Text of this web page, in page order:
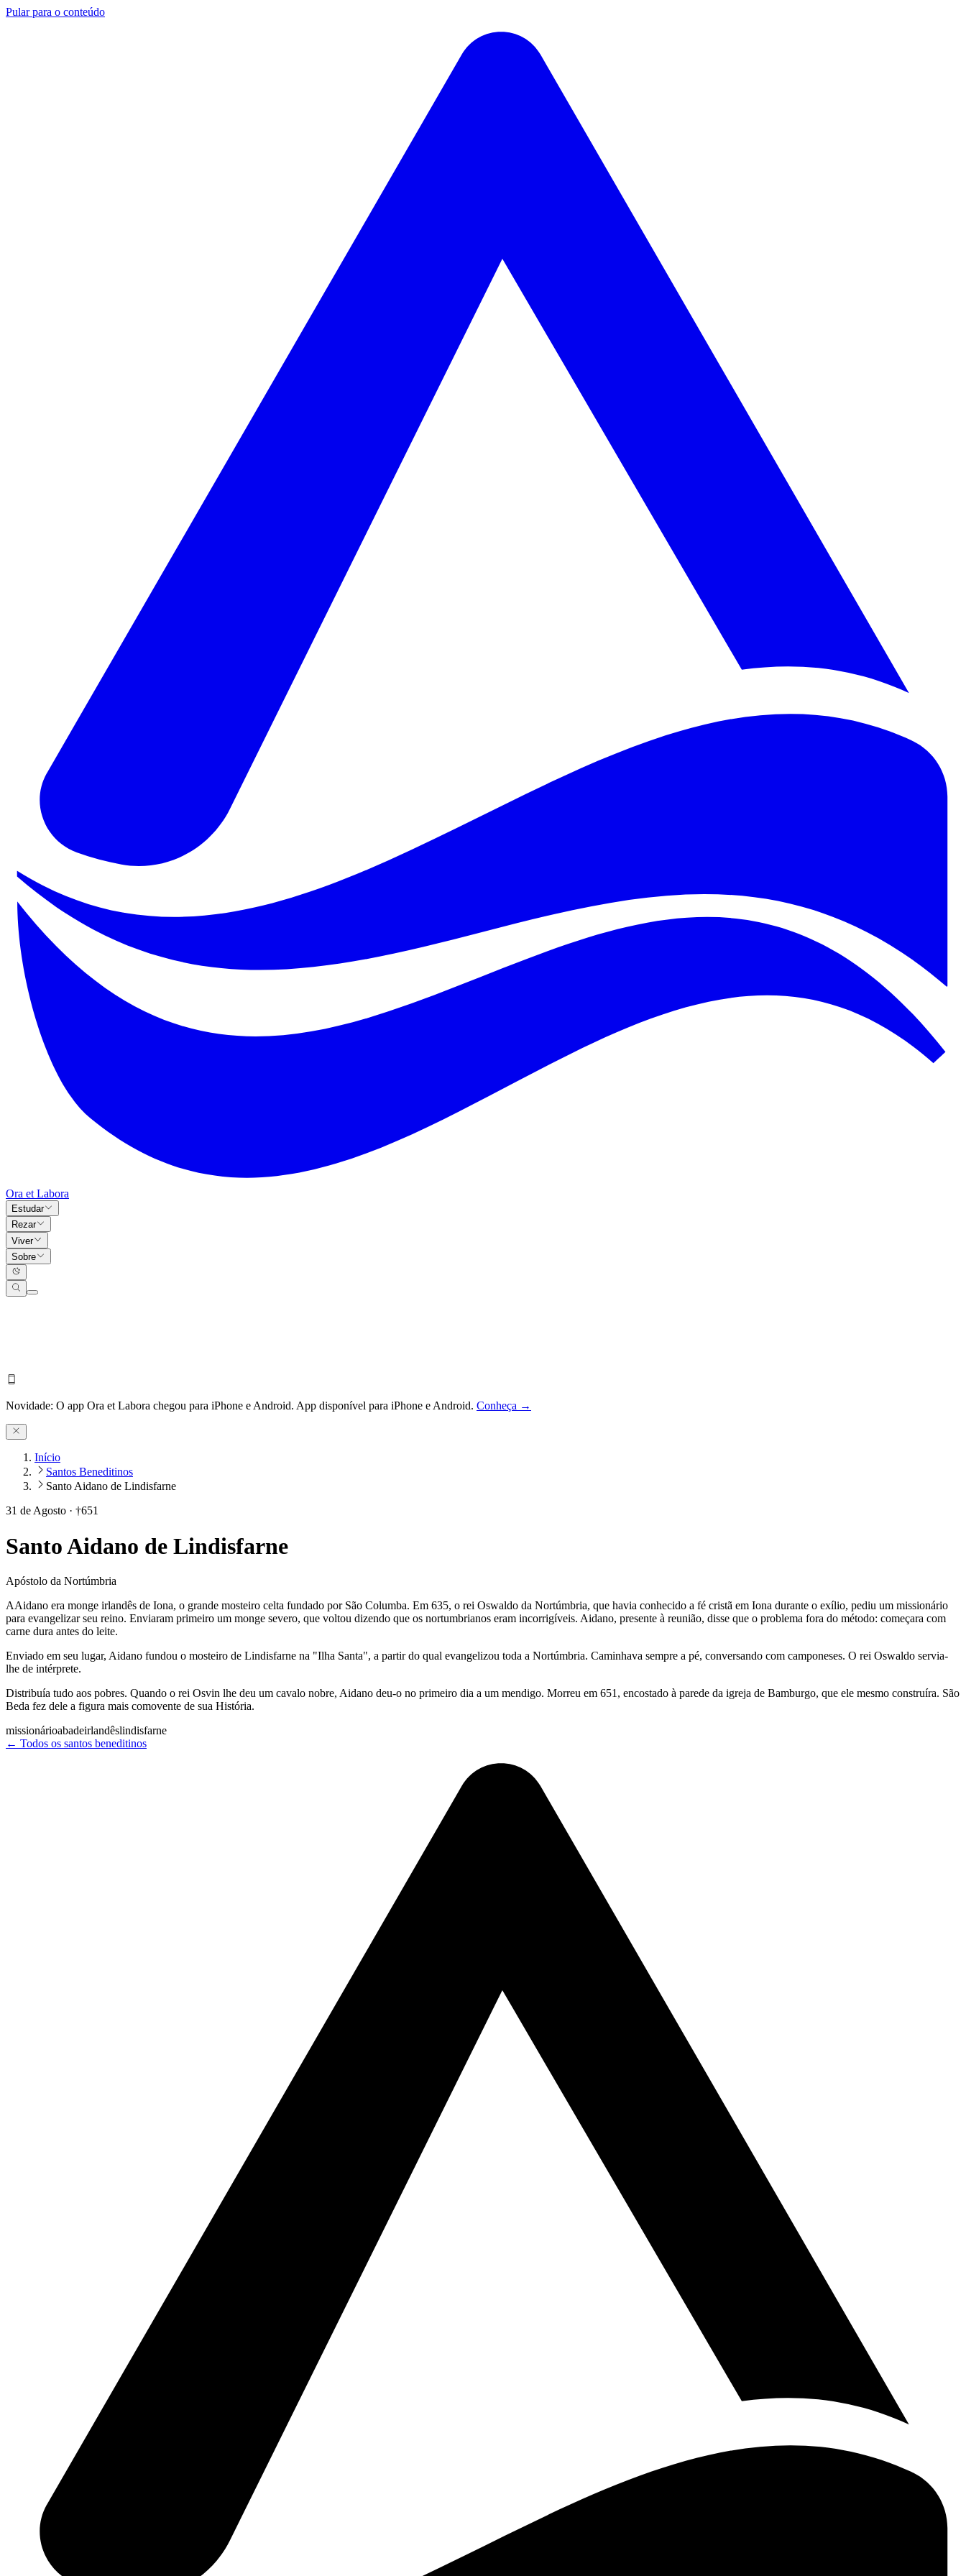
Pular para o conteúdo
Ora et Labora
Estudar
Rezar
Viver
Sobre
Novidade: O app Ora et Labora chegou para iPhone e Android. App disponível para iPhone e Android. Conheça →
Início
Santos Beneditinos
Santo Aidano de Lindisfarne
31 de Agosto · †651
Santo Aidano de Lindisfarne
Apóstolo da Nortúmbria
AAidano era monge irlandês de Iona, o grande mosteiro celta fundado por São Columba. Em 635, o rei Oswaldo da Nortúmbria, que havia conhecido a fé cristã em Iona durante o exílio, pediu um missionário
para evangelizar seu reino. Enviaram primeiro um monge severo, que voltou dizendo que os nortumbrianos eram incorrigíveis. Aidano, presente à reunião, disse que o problema fora do método: começara com
carne dura antes do leite.
Enviado em seu lugar, Aidano fundou o mosteiro de Lindisfarne na "Ilha Santa", a partir do qual evangelizou toda a Nortúmbria. Caminhava sempre a pé, conversando com camponeses. O rei Oswaldo servia-
lhe de intérprete.
Distribuía tudo aos pobres. Quando o rei Osvin lhe deu um cavalo nobre, Aidano deu-o no primeiro dia a um mendigo. Morreu em 651, encostado à parede da igreja de Bamburgo, que ele mesmo construíra. São
Beda fez dele a figura mais comovente de sua História.
missionárioabadeirlandêslindisfarne
← Todos os santos beneditinos